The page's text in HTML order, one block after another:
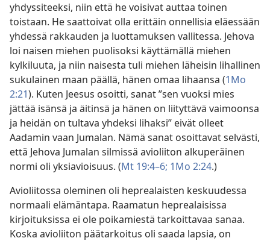
yhdyssiteeksi, niin että he voisivat auttaa toinen
toistaan. He saattoivat olla erittäin onnellisia eläessään
yhdessä rakkauden ja luottamuksen vallitessa. Jehova
loi naisen miehen puolisoksi käyttämällä miehen
kylkiluuta, ja niin naisesta tuli miehen läheisin lihallinen
sukulainen maan päällä, hänen omaa lihaansa (1Mo
2:21). Kuten Jeesus osoitti, sanat ”sen vuoksi mies
jättää isänsä ja äitinsä ja hänen on liityttävä vaimoonsa
ja heidän on tultava yhdeksi lihaksi” eivät olleet
Aadamin vaan Jumalan. Nämä sanat osoittavat selvästi,
että Jehova Jumalan silmissä avioliiton alkuperäinen
normi oli yksiavioisuus. (Mt 19:4–6; 1Mo 2:24.)
Avioliitossa oleminen oli heprealaisten keskuudessa
normaali elämäntapa. Raamatun heprealaisissa
kirjoituksissa ei ole poikamiestä tarkoittavaa sanaa.
Koska avioliiton päätarkoitus oli saada lapsia, on